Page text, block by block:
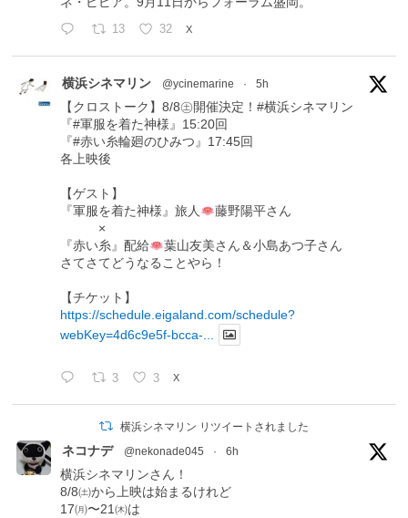
13 32 X
横浜シネマリン @ycinemarine · 5h
【クロストーク】8/8㊏開催決定！#横浜シネマリン
『#軍服を着た神様』15:20回
『#赤い糸輪廻のひみつ』17:45回
各上映後
【ゲスト】
『軍服を着た神様』旅人
藤野陽平さん
×
『赤い糸』配給
葉山友美さん＆小島あつ子さん
さてさてどうなることやら！
【チケット】
https://schedule.eigaland.com/schedule?
webKey=4d6c9e5f-bcca-...
3 3 X
横浜シネマリン リツイートされました
ネコナデ @nekonade045 · 6h
横浜シネマリンさん！
8/8㈯から上映は始まるけれど
17㈪〜21㈭は